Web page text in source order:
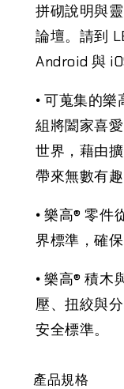
拼砌說明與
論壇。請到
Android 與
• 可蒐集的樂
組將闔家喜
世界，藉由
帶來無數有
• 樂高® 零件
界標準，確
• 樂高® 積木
壓、扭絞與
安全標準。
產品規格